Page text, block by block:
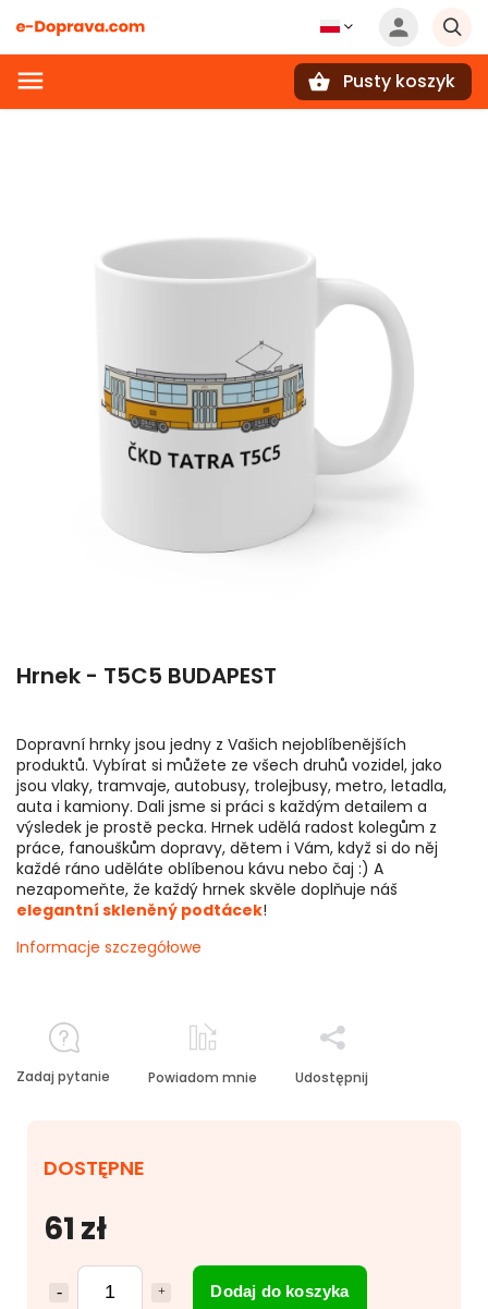
Pusty koszyk
Hrnek - T5C5 BUDAPEST
61 zł
Dodaj do koszyka
DOSTĘPNE
Dopravní hrnky jsou jedny z Vašich nejoblíbenějších
produktů. Vybírat si můžete ze všech druhů vozidel, jako
jsou vlaky, tramvaje, autobusy, trolejbusy, metro, letadla,
auta i kamiony. Dali jsme si práci s každým detailem a
výsledek je prostě pecka. Hrnek udělá radost kolegům z
práce, fanouškům dopravy, dětem i Vám, když si do něj
každé ráno uděláte oblíbenou kávu nebo čaj :) A
nezapomeňte, že každý hrnek skvěle doplňuje náš
elegantní skleněný podtácek!
Informacje szczegółowe
Zadaj pytanie Powiadom mnie Udostępnij